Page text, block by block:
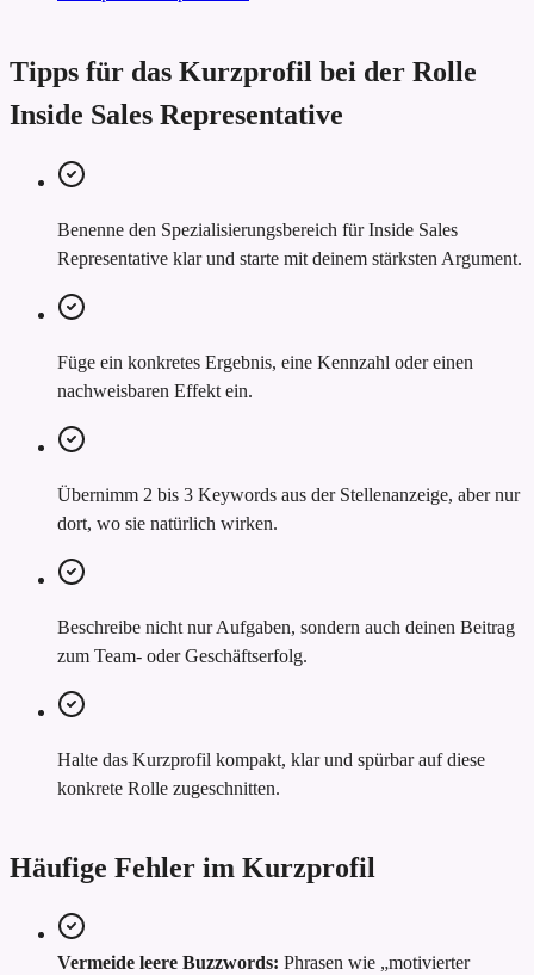
Tipps für das Kurzprofil bei der Rolle
Inside Sales Representative
Benenne den Spezialisierungsbereich für Inside Sales
Representative klar und starte mit deinem stärksten Argument.
Füge ein konkretes Ergebnis, eine Kennzahl oder einen
nachweisbaren Effekt ein.
Übernimm 2 bis 3 Keywords aus der Stellenanzeige, aber nur
dort, wo sie natürlich wirken.
Beschreibe nicht nur Aufgaben, sondern auch deinen Beitrag
zum Team- oder Geschäftserfolg.
Halte das Kurzprofil kompakt, klar und spürbar auf diese
konkrete Rolle zugeschnitten.
Häufige Fehler im Kurzprofil
Vermeide leere Buzzwords: Phrasen wie „motivierter